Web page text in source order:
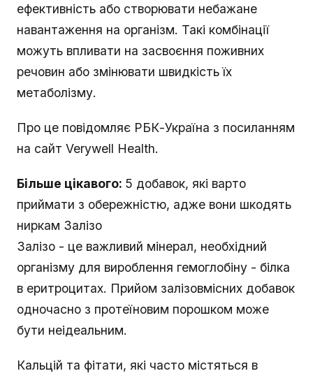
ефективність або створювати небажане
навантаження на організм. Такі комбінації
можуть впливати на засвоєння поживних
речовин або змінювати швидкість їх
метаболізму.
Про це повідомляє РБК-Україна з посиланням
на сайт Verywell Нealth.
Більше цікавого: 5 добавок, які варто
приймати з обережністю, адже вони шкодять
ниркам Залізо
Залізо - це важливий мінерал, необхідний
організму для вироблення гемоглобіну - білка
в еритроцитах. Прийом залізовмісних добавок
одночасно з протеїновим порошком може
бути неідеальним.
Кальцій та фітати, які часто містяться в